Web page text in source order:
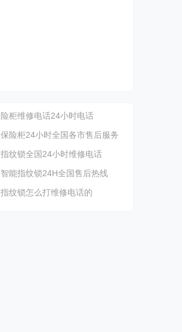
柜维修电话24小时电话
险柜24小时全国各市售后服务
纹锁全国24小时维修电话
能指纹锁24H全国售后热线
纹锁怎么打维修电话的